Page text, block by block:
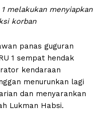
melakukan menyiapkan
korban
panas guguran
1 sempat hendak
kendaraan
menurunkan lagi
dan menyarankan
Lukman Habsi.